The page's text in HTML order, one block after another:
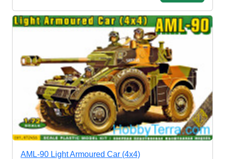
AML-90 Light Armoured Car (4x4)